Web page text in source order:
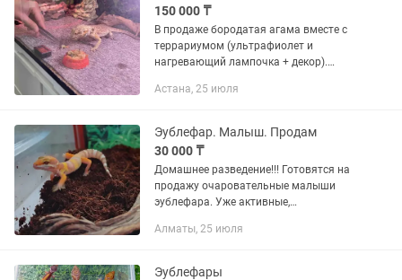
150 000 ₸
В продаже бородатая агама вместе с
террариумом (ультрафиолет и
нагревающий лампочка + декор).
Астана, 25 июля
Эублефар. Малыш. Продам
30 000 ₸
Домашнее разведение!!! Готовятся на
продажу очаровательные малыши
эублефара. Уже активные,
Отлично подойдут как для новичков,
Алматы, 25 июля
Эублефары